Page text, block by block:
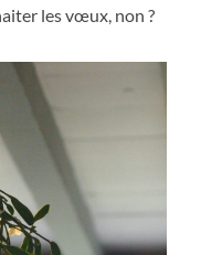
les vœux, non ?